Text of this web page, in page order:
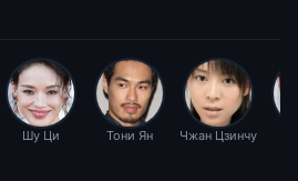
Шу Ци Тони Ян Чжан Цзинчу